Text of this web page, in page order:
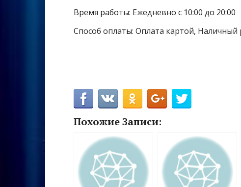
Время работы: Ежедневно с 10:00 до 20:00
Способ оплаты: Оплата картой, Наличный
Похожие Записи: